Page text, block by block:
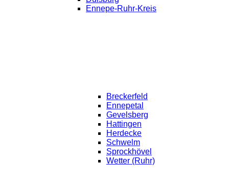
Ennepe-Ruhr-Kreis
Breckerfeld
Ennepetal
Gevelsberg
Hattingen
Herdecke
Schwelm
Sprockhövel
Wetter (Ruhr)